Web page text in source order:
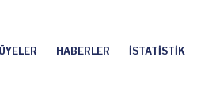
HABERLER İSTATİSTİK